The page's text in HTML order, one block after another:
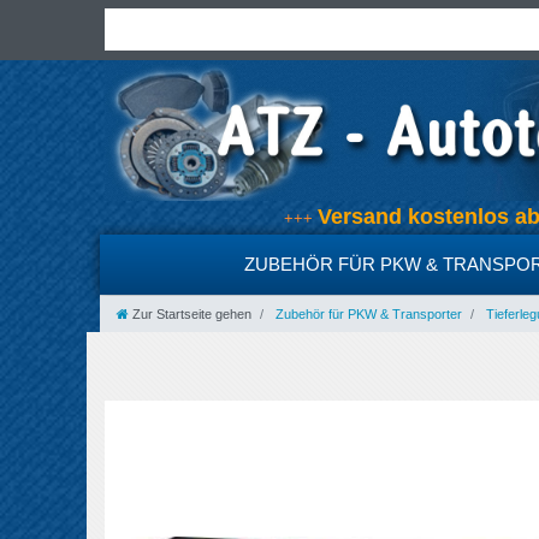
+++Versand
ZUBEHÖR FÜR PKW &
Zur Startseite gehen Zubehör für PKW & Transporter